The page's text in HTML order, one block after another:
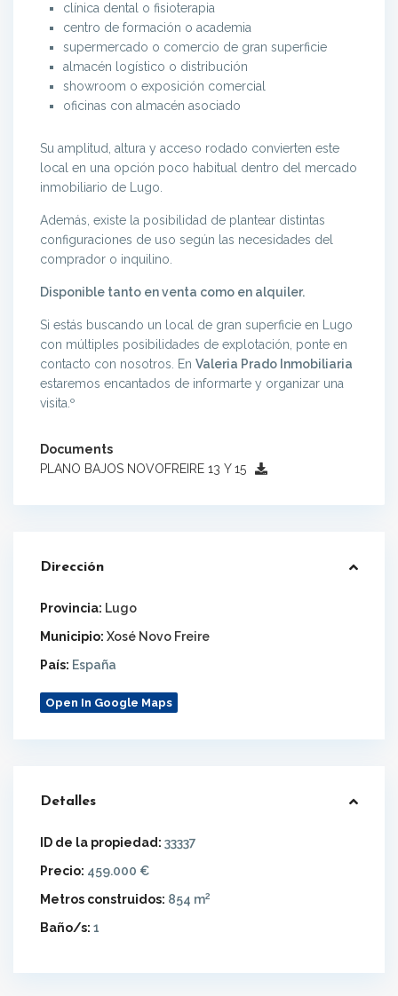
clínica dental o fisioterapia
centro de formación o academia
supermercado o comercio de gran superficie
almacén logístico o distribución
showroom o exposición comercial
oficinas con almacén asociado
Su amplitud, altura y acceso rodado convierten este
local en una opción poco habitual dentro del mercado
inmobiliario de Lugo.
Además, existe la posibilidad de plantear distintas
configuraciones de uso según las necesidades del
comprador o inquilino.
Disponible tanto en venta como en alquiler.
Si estás buscando un local de gran superficie en Lugo
con múltiples posibilidades de explotación, ponte en
contacto con nosotros. En Valeria Prado Inmobiliaria
estaremos encantados de informarte y organizar una
visita.º
Documents
PLANO BAJOS NOVOFREIRE 13 Y 15
Dirección
Provincia: Lugo
Municipio: Xosé Novo Freire
País: España
Open In Google Maps
Detalles
ID de la propiedad: 33337
Precio: 459.000 €
Metros construidos: 854 m2
Baño/s: 1